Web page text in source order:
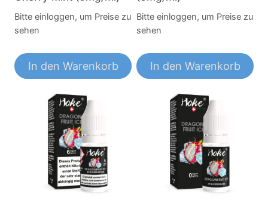
Bitte einloggen, um Preise zu
sehen
In den Warenkorb
Bitte einloggen, um Preise zu
sehen
In den Warenkorb